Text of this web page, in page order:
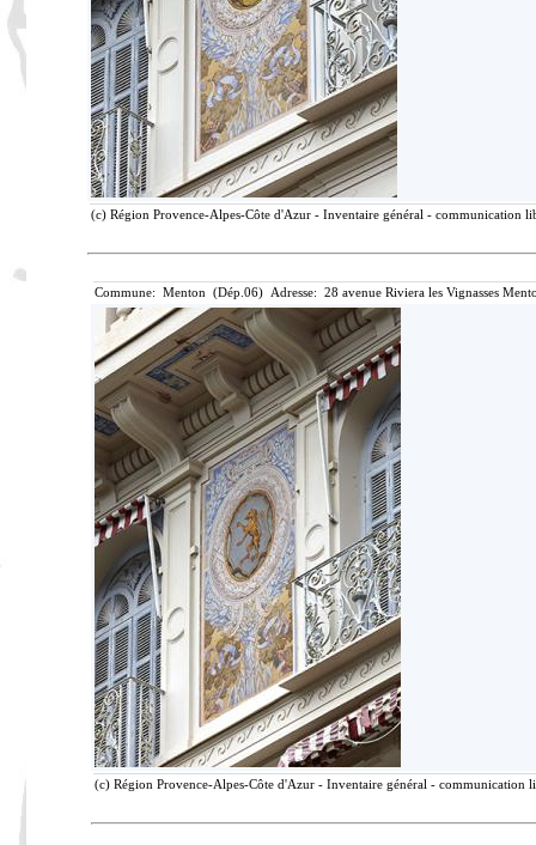
(c) Région Provence-Alpes-Côte d'Azur - Inventaire général - communication
Commune: Menton (Dép.06) Adresse: 28 avenue Riviera les Vignasses
(c) Région Provence-Alpes-Côte d'Azur - Inventaire général - communication